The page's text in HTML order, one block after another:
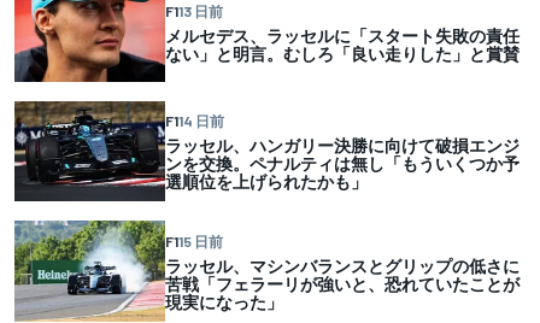
F113 日前
メルセデス、ラッセルに「スタート失敗の責任
ない」と明言。むしろ「良い走りした」と賞賛
F114 日前
ラッセル、ハンガリー決勝に向けて破損エンジ
ンを交換。ペナルティは無し「もういくつか予
選順位を上げられたかも」
F115 日前
ラッセル、マシンバランスとグリップの低さに
苦戦「フェラーリが強いと、恐れていたことが
現実になった」